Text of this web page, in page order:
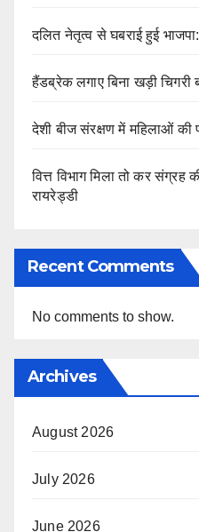
दलित नेतृत्व से घबराई हुई
हैंडब्रेक लगाए बिना खड़ी
देशी बीज संरक्षण में महिलाओं की
वित्त विभाग मिला तो कर संग्रह
रायरेड्डी
Recent Comments
No comments to show.
Archives
August 2026
July 2026
June 2026